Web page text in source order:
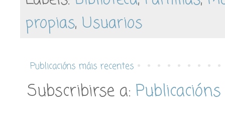
propias, Usuarios
Publicacións máis recentes
Subscribirse a: